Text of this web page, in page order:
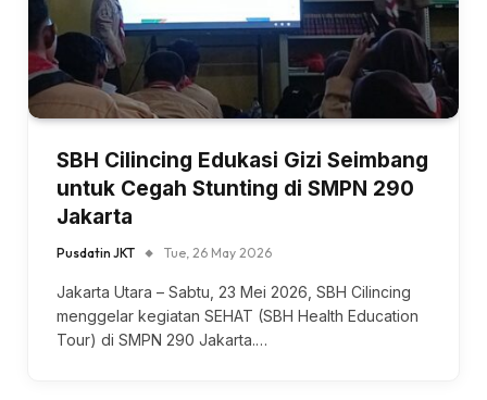
SBH Cilincing Edukasi Gizi Seimbang
untuk Cegah Stunting di SMPN 290
Jakarta
Pusdatin JKT Tue, 26 May 2026
Jakarta Utara – Sabtu, 23 Mei 2026, SBH Cilincing
menggelar kegiatan SEHAT (SBH Health Education
Tour) di SMPN 290 Jakarta.…